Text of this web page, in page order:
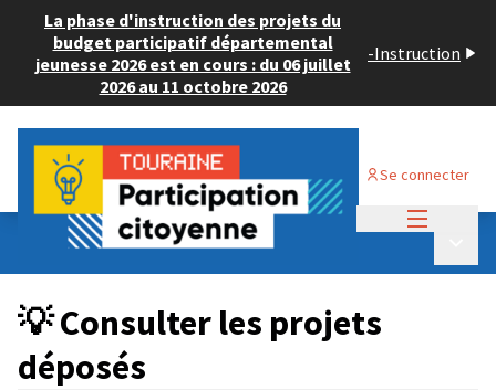
La phase d'instruction des projets du
budget participatif départemental
jeunesse 2026 est en cours : du 06 juillet
2026 au 11 octobre 2026
-Instruction
Se connecter
Budget Participatif JEUNESSE 2024
💡 Consulter les projets déposés
💡 Consulter les projets
déposés